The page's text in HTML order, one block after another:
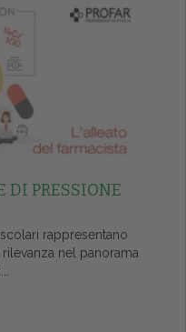
DI PRESSIONE
rappresentano
nel panorama